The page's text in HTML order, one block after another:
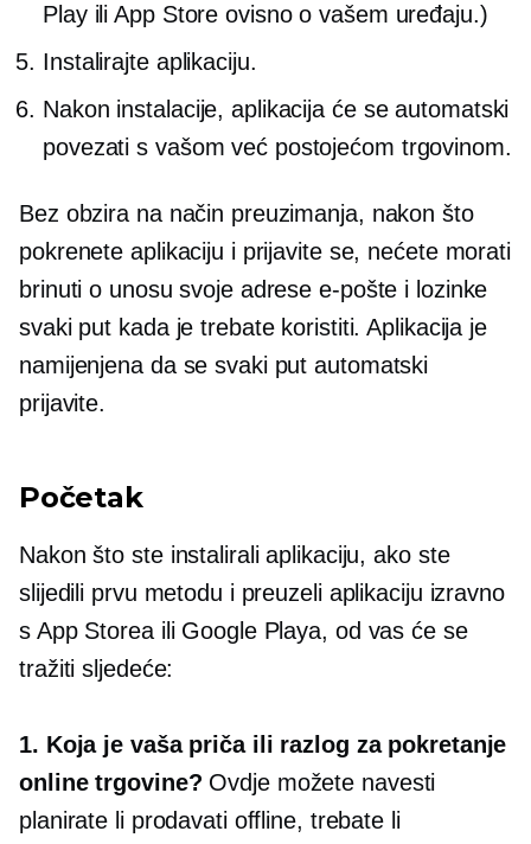
Play ili App Store ovisno o vašem uređaju.)
Instalirajte aplikaciju.
Nakon instalacije, aplikacija će se automatski
povezati s vašom već postojećom trgovinom.
Bez obzira na način preuzimanja, nakon što
pokrenete aplikaciju i prijavite se, nećete morati
brinuti o unosu svoje adrese e-pošte i lozinke
svaki put kada je trebate koristiti. Aplikacija je
namijenjena da se svaki put automatski
prijavite.
Početak
Nakon što ste instalirali aplikaciju, ako ste
slijedili prvu metodu i preuzeli aplikaciju izravno
s App Storea ili Google Playa, od vas će se
tražiti sljedeće:
1. Koja je vaša priča ili razlog za pokretanje
online trgovine? Ovdje možete navesti
planirate li prodavati offline, trebate li